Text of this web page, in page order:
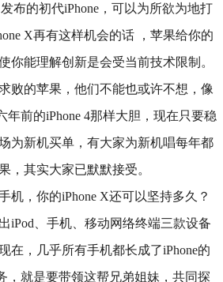
布的初代iPhone，可以为所欲为地打
X再有这样机会的话 ，苹果给你的
你能理解创新是会受当前技术限制。
败的苹果，他们不能也或许不想，像
年前的iPhone 4那样大胆，现在只要稳
为新机买单，有大家为新机唱每年都
，其实大家已默默接受。
iPod、手机、移动网络终端三款设备
在，几乎所有手机都长成了iPhone的
，就是要带领这帮兄弟姐妹，共同探